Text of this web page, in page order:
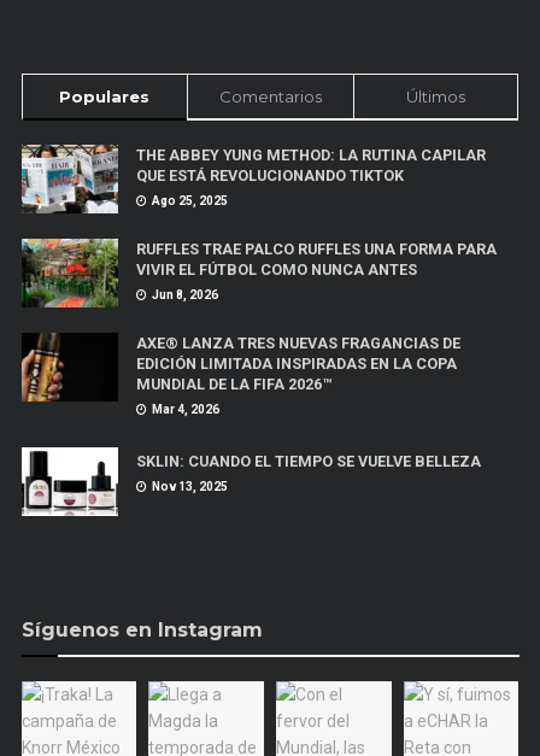
Populares Comentarios Últimos
THE ABBEY YUNG METHOD: LA RUTINA CAPILAR
QUE ESTÁ REVOLUCIONANDO TIKTOK
Ago 25, 2025
RUFFLES TRAE PALCO RUFFLES UNA FORMA PARA
VIVIR EL FÚTBOL COMO NUNCA ANTES
Jun 8, 2026
AXE® LANZA TRES NUEVAS FRAGANCIAS DE
EDICIÓN LIMITADA INSPIRADAS EN LA COPA
MUNDIAL DE LA FIFA 2026™
Mar 4, 2026
SKLIN: CUANDO EL TIEMPO SE VUELVE BELLEZA
Nov 13, 2025
Síguenos en Instagram